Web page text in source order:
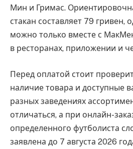
Мин и Гримас.
стакан составляет 79 гривен,
можно только вместе с
в ресторанах, приложении и
Перед оплатой стоит
наличие товара и доступные
разных заведениях
отличаться, а при онлайн-
определенного футболиста
заявлена до 7 августа 2026